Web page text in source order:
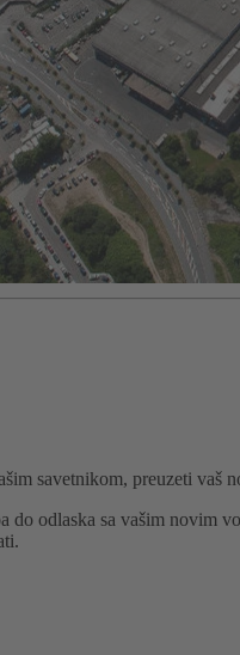
savetnikom, preuzeti
do odlaska sa vašim